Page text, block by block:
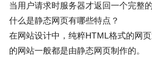
当用户请求时服务器才返回一个完整
什么是静态网页有哪些特点？
在网站设计中，纯粹HTML格式的网
的网站一般都是由静态网页制作的。